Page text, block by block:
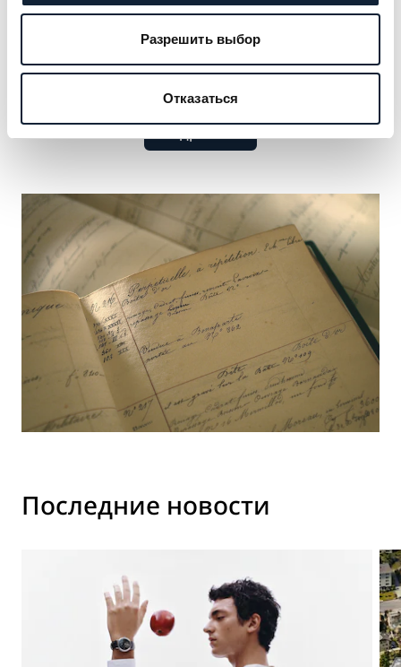
Разрешить выбор
Отказаться
клиентуры — от монархов до культурных икон.
Откройте для себя прославленные имена,
сформировавшие наше наследие, и
Последние новости